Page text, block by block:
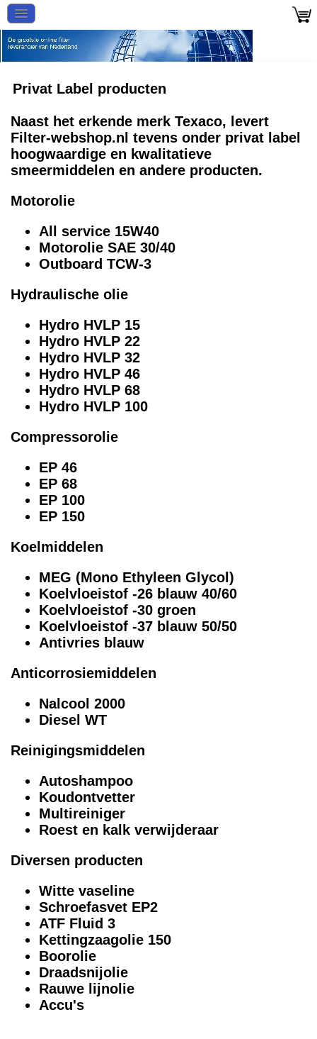
Privat Label producten
Naast het erkende merk Texaco, levert
Filter-webshop.nl tevens onder privat label
hoogwaardige en kwalitatieve
smeermiddelen en andere producten.
Motorolie
All service 15W40
Motorolie SAE 30/40
Outboard TCW-3
Hydraulische olie
Hydro HVLP 15
Hydro HVLP 22
Hydro HVLP 32
Hydro HVLP 46
Hydro HVLP 68
Hydro HVLP 100
Compressorolie
EP 46
EP 68
EP 100
EP 150
Koelmiddelen
MEG (Mono Ethyleen Glycol)
Koelvloeistof -26 blauw 40/60
Koelvloeistof -30 groen
Koelvloeistof -37 blauw 50/50
Antivries blauw
Anticorrosiemiddelen
Nalcool 2000
Diesel WT
Reinigingsmiddelen
Autoshampoo
Koudontvetter
Multireiniger
Roest en kalk verwijderaar
Diversen producten
Witte vaseline
Schroefasvet EP2
ATF Fluid 3
Kettingzaagolie 150
Boorolie
Draadsnijolie
Rauwe lijnolie
Accu's